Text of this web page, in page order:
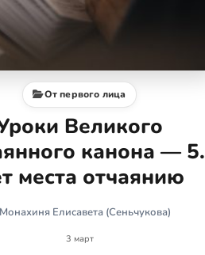
От первого лица
Великого
канона — 5.
места отчаянию
Монахиня Елисавета (Сеньчукова)
3 март